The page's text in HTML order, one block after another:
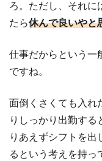
ろ。ただし、それに
たら休んで良いやと
仕事だからという一
ですね。
面倒くさくても入れ
りしっかり出勤する
りあえずシフトを出
るという考えを持っ